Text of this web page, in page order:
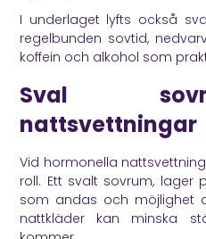
I underlaget lyfts också
regelbunden sovtid,
koffein och alkohol som
Sval
nattsvettningar
Vid hormonella
roll. Ett svalt sovrum, lager
som andas och möjlighet
nattkläder kan minska